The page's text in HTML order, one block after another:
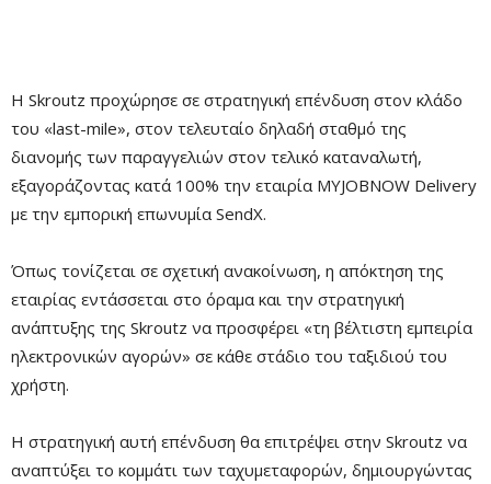
Η Skroutz προχώρησε σε στρατηγική επένδυση στον κλάδο
του «last-mile», στον τελευταίο δηλαδή σταθμό της
διανομής των παραγγελιών στον τελικό καταναλωτή,
εξαγοράζοντας κατά 100% την εταιρία MYJOBNOW Delivery
με την εμπορική επωνυμία SendX.
Όπως τονίζεται σε σχετική ανακοίνωση, η απόκτηση της
εταιρίας εντάσσεται στο όραμα και την στρατηγική
ανάπτυξης της Skroutz να προσφέρει «τη βέλτιστη εμπειρία
ηλεκτρονικών αγορών» σε κάθε στάδιο του ταξιδιού του
χρήστη.
Η στρατηγική αυτή επένδυση θα επιτρέψει στην Skroutz να
αναπτύξει το κομμάτι των ταχυμεταφορών, δημιουργώντας